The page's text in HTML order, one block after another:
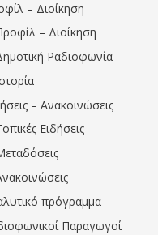
– Διοίκηση
– Διοίκηση
Ραδιοφωνία
– Ανακοινώσεις
Ειδήσεις
πρόγραμμα
Παραγωγοί